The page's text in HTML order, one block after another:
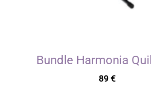
Bundle Harmonia
89 €